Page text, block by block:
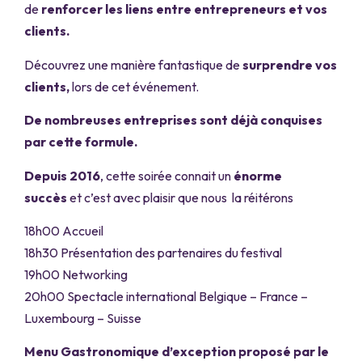
de renforcer les liens entre entrepreneurs et vos
clients.
Découvrez une manière fantastique desurprendre vos
clients,lors de cet événement.
De nombreuses entreprises sont déjà conquises
par cette formule.
Depuis 2016, cette soirée connait un énorme
succès et c’est avec plaisir que nous la réitérons
18h00 Accueil
18h30 Présentation des partenaires du festival
19h00 Networking
20h00 Spectacle international Belgique – France –
Luxembourg – Suisse
Menu Gastronomique d’exception proposé par le